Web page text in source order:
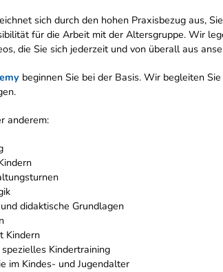
sich durch den hohen Praxisbezug aus,
für die Arbeit mit der Altersgruppe. Wir
die Sie sich jederzeit und von überall aus
beginnen Sie bei der Basis. Wir begleiten
anderem:
didaktische Grundlagen
Kindern
Kindertraining
im Kindes- und Jugendalter